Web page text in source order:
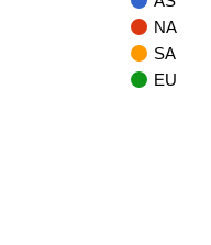
NA
SA
EU